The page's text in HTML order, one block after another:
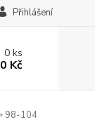
Přihlášení
0ks
0 Kč
98-104